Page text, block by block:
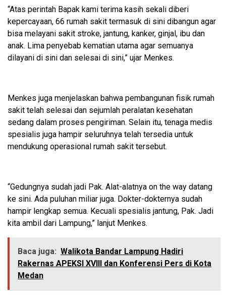
“Atas perintah Bapak kami terima kasih sekali diberi
kepercayaan, 66 rumah sakit termasuk di sini dibangun agar
bisa melayani sakit stroke, jantung, kanker, ginjal, ibu dan
anak. Lima penyebab kematian utama agar semuanya
dilayani di sini dan selesai di sini,” ujar Menkes.
Menkes juga menjelaskan bahwa pembangunan fisik rumah
sakit telah selesai dan sejumlah peralatan kesehatan
sedang dalam proses pengiriman. Selain itu, tenaga medis
spesialis juga hampir seluruhnya telah tersedia untuk
mendukung operasional rumah sakit tersebut.
“Gedungnya sudah jadi Pak. Alat-alatnya on the way datang
ke sini. Ada puluhan miliar juga. Dokter-dokternya sudah
hampir lengkap semua. Kecuali spesialis jantung, Pak. Jadi
kita ambil dari Lampung,” lanjut Menkes.
Baca juga: Walikota Bandar Lampung Hadiri
Rakernas APEKSI XVIII dan Konferensi Pers di Kota
Medan